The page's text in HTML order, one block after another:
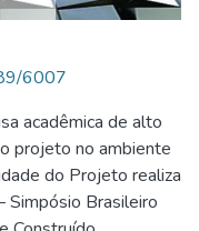
6007
acadêmica de alto
projeto no ambiente
do Projeto realiza
Simpósio Brasileiro